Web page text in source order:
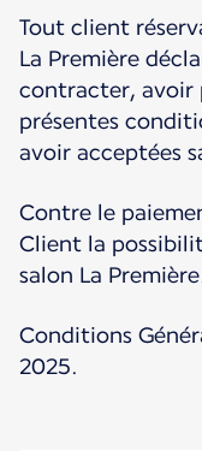
Tout client
La Première
contracter, avoir
présentes
avoir acceptées
Contre le
Client la
salon La
Conditions
2025.